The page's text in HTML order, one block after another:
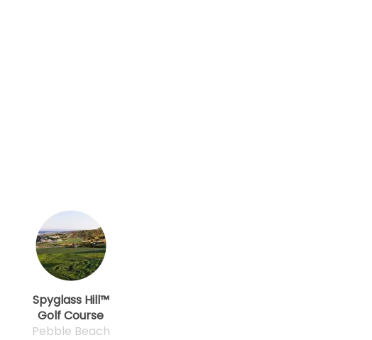
Spyglass Hill™
Golf Course
Pebble Beach